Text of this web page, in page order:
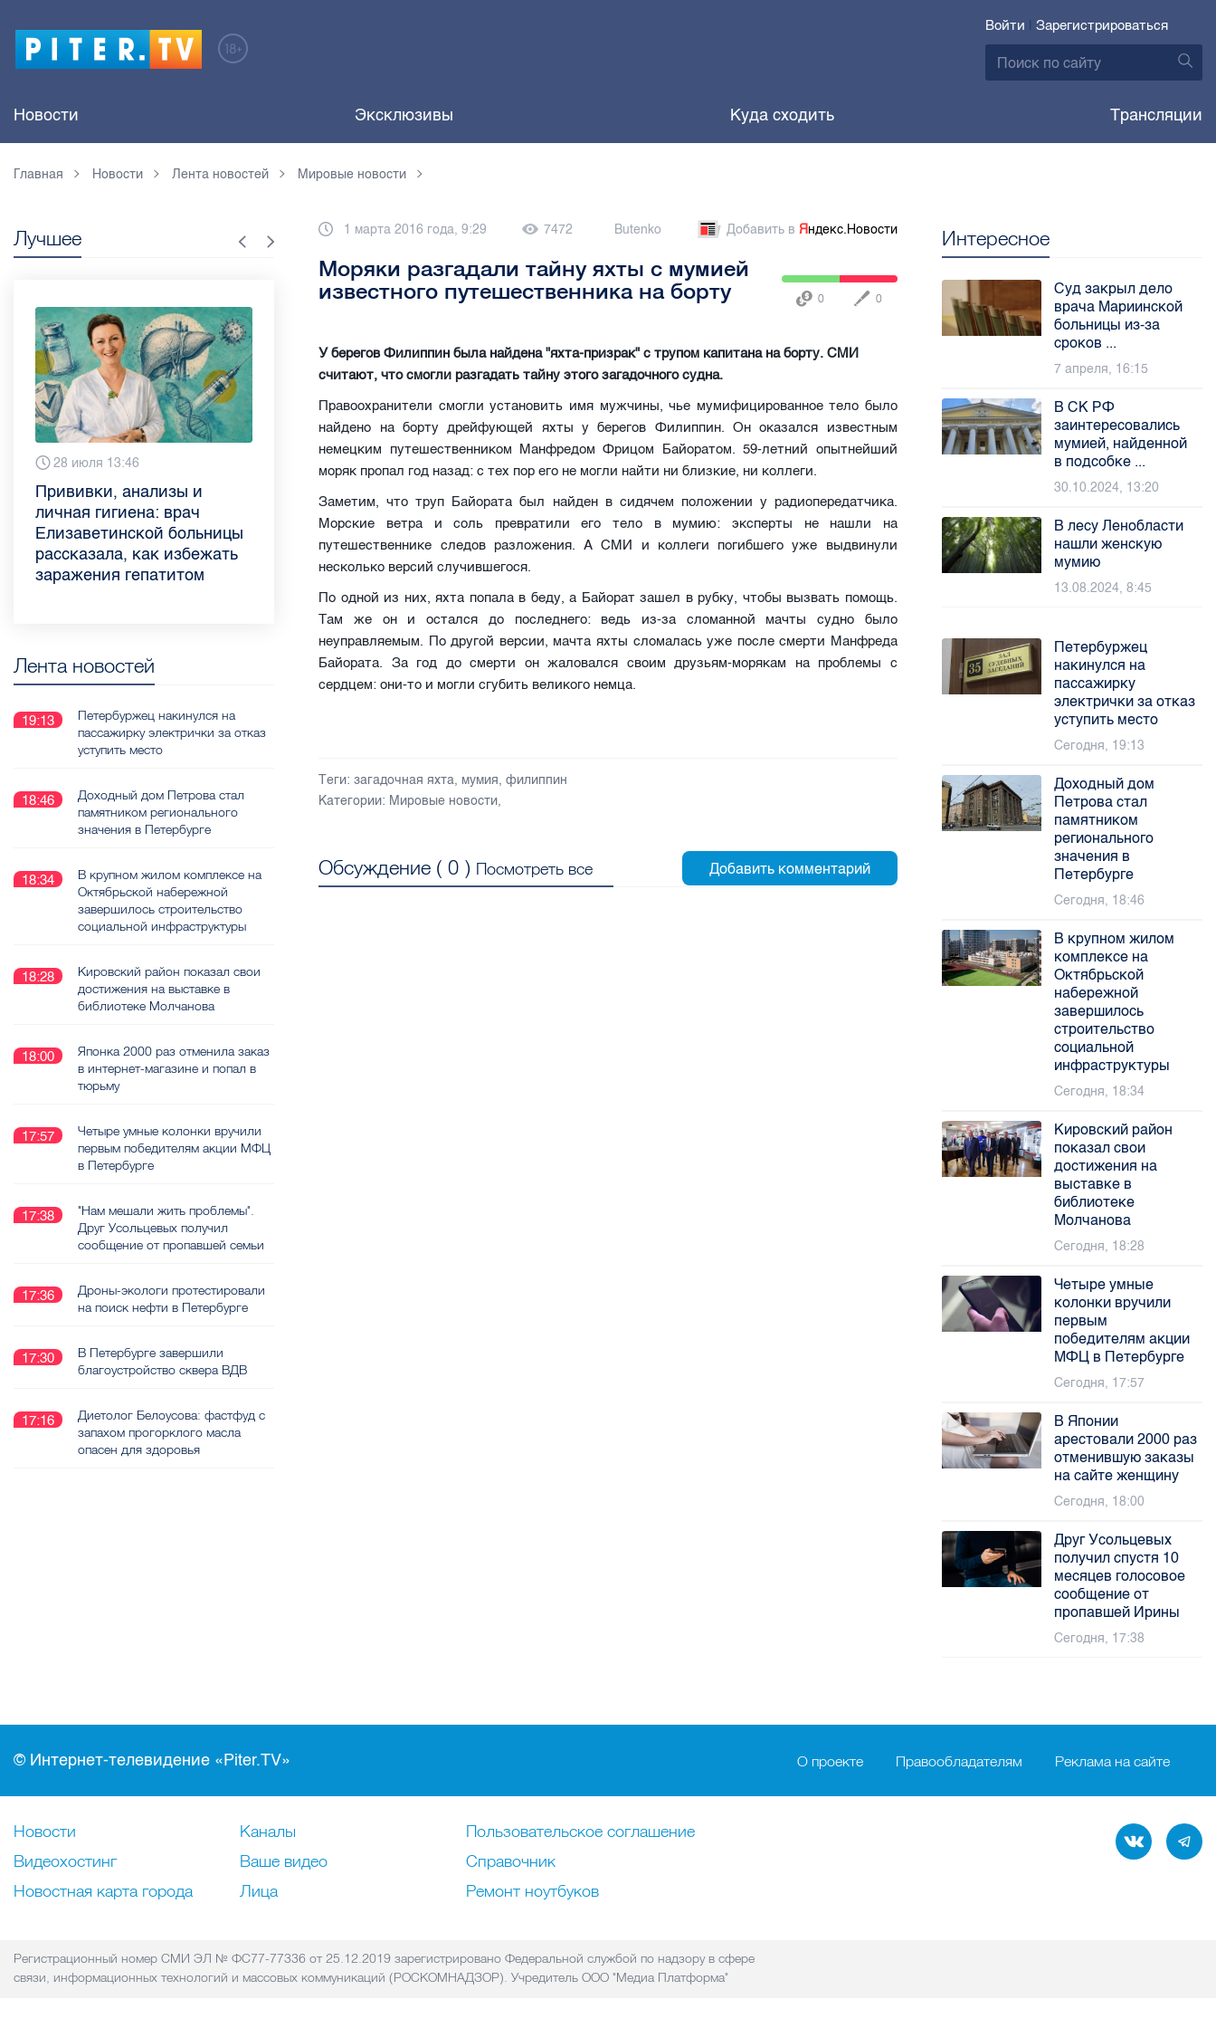
Войти | Зарегистрироваться
Новости Эксклюзивы Куда сходить Трансляции
Главная Новости Лента новостей Мировые новости
1 марта 2016 года, 9:29 7472 Butenko Добавить в Яндекс.Новости
Моряки разгадали тайну яхты с мумией
известного путешественника на борту
0 0
У берегов Филиппин была найдена "яхта-призрак" с трупом капитана на борту. СМИ
считают, что смогли разгадать тайну этого загадочного судна.
Правоохранители смогли установить имя мужчины, чье мумифицированное тело было
найдено на борту дрейфующей яхты у берегов Филиппин. Он оказался известным
немецким путешественником Манфредом Фрицом Байоратом. 59-летний опытнейший
моряк пропал год назад: с тех пор его не могли найти ни близкие, ни коллеги.
Заметим, что труп Байората был найден в сидячем положении у радиопередатчика.
Морские ветра и соль превратили его тело в мумию: эксперты не нашли на
путешественнике следов разложения. А СМИ и коллеги погибшего уже выдвинули
несколько версий случившегося.
По одной из них, яхта попала в беду, а Байорат зашел в рубку, чтобы вызвать помощь.
Там же он и остался до последнего: ведь из-за сломанной мачты судно было
неуправляемым. По другой версии, мачта яхты сломалась уже после смерти Манфреда
Байората. За год до смерти он жаловался своим друзьям-морякам на проблемы с
сердцем: они-то и могли сгубить великого немца.
Теги: загадочная яхта, мумия,филиппин
Категории: Мировые новости,
Обсуждение (0 ) Посмотреть все
Лучшее
Сегодня 9:02
Piter.TV находится в
ТОП-10 рейтинга самых
цитируемых СМИ
Петербурга и Ленобласти
во II квартале 2026 года
28 июля 13:46
Прививки, анализы и
личная гигиена: врач
Елизаветинской больницы
рассказала, как избежать
заражения гепатитом
13 июля 9:05
Как обезопасить ребенка
летом: советы педиатра
для родителей
3 июля 11:56
Проходные баллы в вузах
СПб — 2026: где самый
высокий и самый низкий
конкурс
23 июня 9:10
Врач назвала неожиданные
причины воспаления
ахиллова сухожилия летом
16 июня 11:37
Декрет без потери дохода:
эксперт рассказала о
возможностях для
работающих родителей
11 июня 12:37
Что такое рассеянный
склероз: невролог
Елизаветинской больницы
ответила на главные
вопросы о заболевании
3 июня 10:02
Бамбл с вишней и лимонад
с имбирем: какие напитки
можно приготовить дома в
жару
Лента новостей
19:13
Петербуржец накинулся на
пассажирку электрички за отказ
уступить место
18:46
Доходный дом Петрова стал
памятником регионального
значения в Петербурге
18:34
В крупном жилом комплексе на
Октябрьской набережной
завершилось строительство
социальной инфраструктуры
18:28
Кировский район показал свои
достижения на выставке в
библиотеке Молчанова
18:00
Японка 2000 раз отменила заказ
в интернет-магазине и попал в
тюрьму
17:57
Четыре умные колонки вручили
первым победителям акции МФЦ
в Петербурге
17:38
"Нам мешали жить проблемы".
Друг Усольцевых получил
сообщение от пропавшей семьи
17:36
Дроны-экологи протестировали
на поиск нефти в Петербурге
17:30
В Петербурге завершили
благоустройство сквера ВДВ
17:16
Диетолог Белоусова: фастфуд с
запахом прогорклого масла
опасен для здоровья
Интересное
Суд закрыл дело
врача Мариинской
больницы из-за
сроков ...
7 апреля, 16:15
В СК РФ
заинтересовались
мумией, найденной
в подсобке ...
30.10.2024, 13:20
В лесу Ленобласти
нашли женскую
мумию
13.08.2024, 8:45
Петербуржец
накинулся на
пассажирку
электрички за отказ
уступить место
Сегодня, 19:13
Доходный дом
Петрова стал
памятником
регионального
значения в
Петербурге
Сегодня, 18:46
В крупном жилом
комплексе на
Октябрьской
набережной
завершилось
строительство
социальной
инфраструктуры
Сегодня, 18:34
Кировский район
показал свои
достижения на
выставке в
библиотеке
Молчанова
Сегодня, 18:28
Четыре умные
колонки вручили
первым
победителям акции
МФЦ в Петербурге
Сегодня, 17:57
В Японии
арестовали 2000 раз
отменившую заказы
на сайте женщину
Сегодня, 18:00
Друг Усольцевых
получил спустя 10
месяцев голосовое
сообщение от
пропавшей Ирины
Сегодня, 17:38
© Интернет-телевидение «Piter.TV» О проекте Правообладателям Реклама на сайте
Новости
Видеохостинг
Новостная карта города
Каналы
Ваше видео
Лица
Пользовательское соглашение
Справочник
Ремонт нoутбуков
Регистрационный номер СМИ ЭЛ № ФС77-77336 от 25.12.2019 зарегистрировано Федеральной службой по надзору в сфере
связи, информационных технологий и массовых коммуникаций (РОСКОМНАДЗОР). Учредитель ООО "Медиа Платформа"